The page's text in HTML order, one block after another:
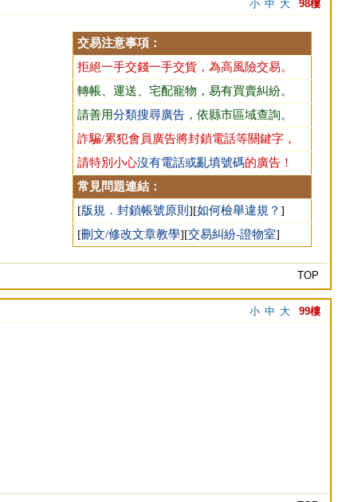
98樓
大
中
小
交易注意事項：
拒絕一手交錢一手交貨，為高風險交易。
轉帳、運送、宅配寵物，易有買賣糾紛。
請善用分類搜尋廣告 ，依縣市區域查詢。
詐騙/累犯會員廣告將封鎖電話等關鍵字，
請特別小心沒有電話或亂填號碼的廣告！
常見問題連結：
[版規．封鎖帳號原則][如何檢舉違規？]
[刪文/修改文章教學][交易糾紛-證物室]
TOP
99樓
大
中
小